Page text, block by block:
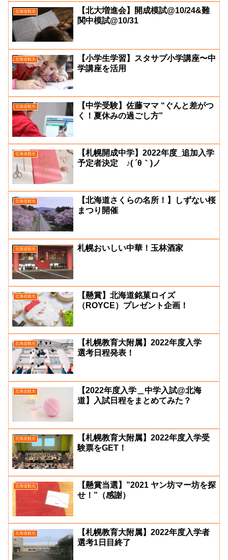
北海道観光
【北大増進会】開成模試@10/24&難
関中模試@10/31
北海道観光
【小学生学習】スタサプ小学講座〜中
学講座を活用
北海道観光
【中学受験】佐藤ママ “ぐんと差がつ
く！夏休みの過ごし方”
北海道観光
【札幌開成中学】2022年度_追加入学
予定者決定 ♪( ´θ｀)ノ
北海道観光
【北海道さくらの名所！】しずない桜
まつり開催
北海道観光 札幌おいしい中華！玉林酒家
北海道観光
【懸賞】北海道銘菓ロイズ
（ROYCE）プレゼント企画！
北海道観光
【札幌教育大附属】2022年度入学
選考日程発表！
北海道観光
【2022年度入学＿中学入試@北海
道】入試日程をまとめてみた？
北海道観光
【札幌教育大附属】2022年度入学受
験票をGET！
北海道観光
【懸賞当選】”2021 ヤン坊マー坊を探
せ！”（感謝）
北海道観光
【札幌教育大附属】2022年度入学者
選考1日目終了